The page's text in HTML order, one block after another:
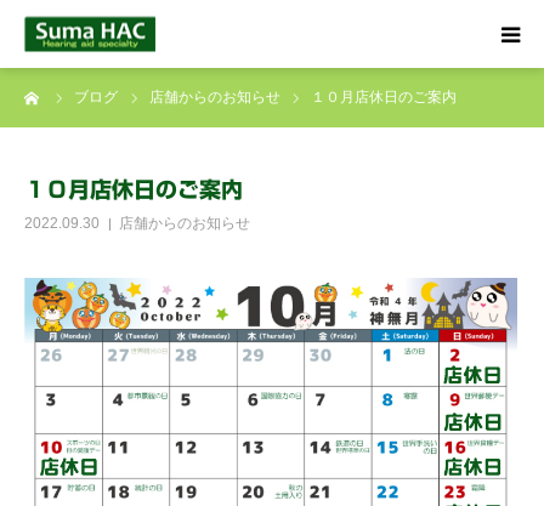
ブログ 店舗からのお知らせ １０月店休日のご案内
１０月店休日のご案内
2022.09.30 店舗からのお知らせ
HOME
店舗のご案内
☎ 0120-09-4133